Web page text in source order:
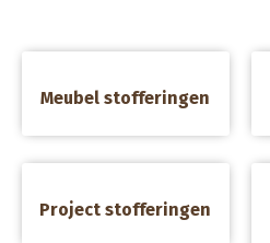
Meubel stofferingen
Project stofferingen